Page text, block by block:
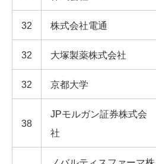
32 株式会社電通
32 大塚製薬株式会社
32 京都大学
38
JPモルガン証券株式会
社